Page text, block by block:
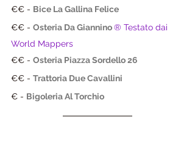
€€ - Bice La Gallina Felice
€€ - Osteria Da Giannino® Testato dai
World Mappers
€€ - Osteria Piazza Sordello 26
€€ - Trattoria Due Cavallini
€ - Bigoleria Al Torchio